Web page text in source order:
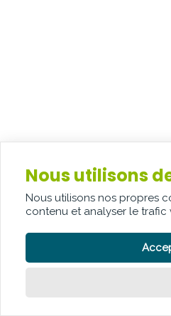
Nous utilisons
Nous utilisons nos propres
contenu et analyser le trafic